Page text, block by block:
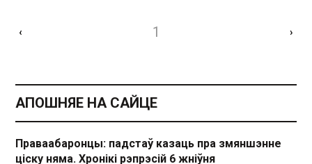
‹ 1 ›
АПОШНЯЕ НА САЙЦЕ
Праваабаронцы: падстаў казаць пра змяншэнне
ціску няма. Хронікі рэпрэсій 6 жніўня